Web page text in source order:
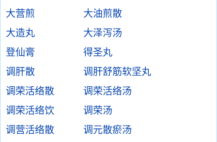
大营煎
大油煎散
大造丸
大泽泻汤
登仙膏
得圣丸
调肝散
调肝舒筋软坚丸
调荣活络散
调荣活络汤
调荣活络饮
调荣汤
调营活络散
调元散瘀汤